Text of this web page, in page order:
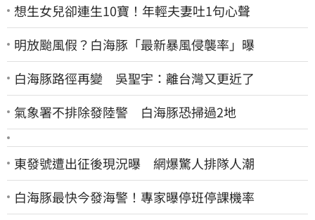
想生女兒卻連生10寶！年輕夫妻吐1句心聲
明放颱風假？白海豚「最新暴風侵襲率」曝
白海豚路徑再變 吳聖宇：離台灣又更近了
氣象署不排除發陸警 白海豚恐掃過2地
東發號遭出征後現況曝 網爆驚人排隊人潮
白海豚最快今發海警！專家曝停班停課機率